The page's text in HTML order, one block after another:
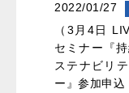
2022/01/27
（3月4日
セミナー『
ステナビリ
ー』参加申込